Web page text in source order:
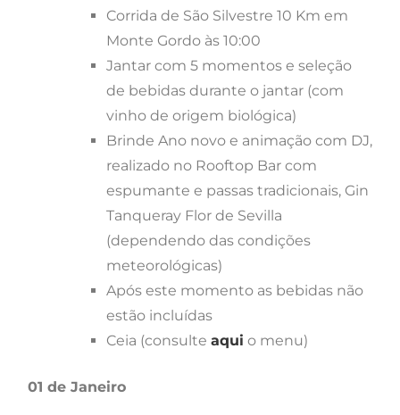
Corrida de São Silvestre 10 Km em
Monte Gordo às 10:00
Jantar com 5 momentos e seleção
de bebidas durante o jantar (com
vinho de origem biológica)
Brinde Ano novo e animação com DJ,
realizado no Rooftop Bar com
espumante e passas tradicionais, Gin
Tanqueray Flor de Sevilla
(dependendo das condições
meteorológicas)
Após este momento as bebidas não
estão incluídas
Ceia (consulte aqui o menu)
01 de Janeiro